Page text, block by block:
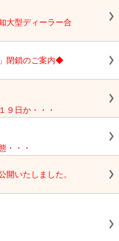
大型ディーラー合
閉鎖のご案内◆
９日か・・・
・・・
開いたしました。